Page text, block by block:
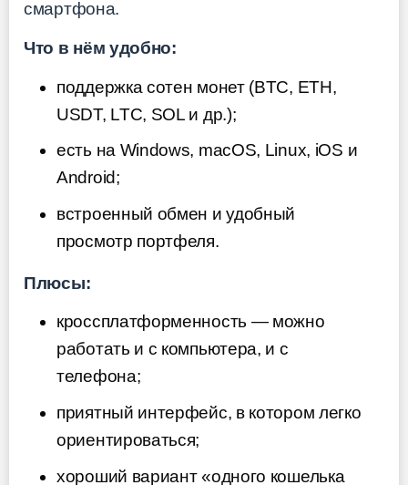
смартфона.
Что в нём удобно:
поддержка сотен монет (BTC, ETH,
USDT, LTC, SOL и др.);
есть на Windows, macOS, Linux, iOS и
Android;
встроенный обмен и удобный
просмотр портфеля.
Плюсы:
кроссплатформенность — можно
работать и с компьютера, и с
телефона;
приятный интерфейс, в котором легко
ориентироваться;
хороший вариант «одного кошелька